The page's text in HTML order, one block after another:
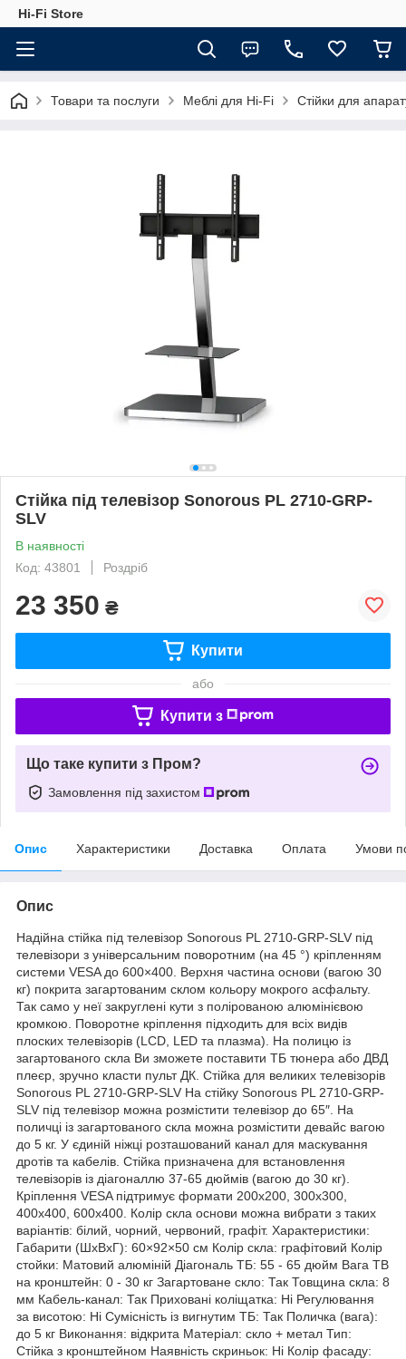
Hi-Fi Store
Товари та послуги Меблі для Hi-Fi Стійки для
Стійка під телевізор Sonorous PL 2710-GRP-
SLV
В наявності
Код: 43801
Роздріб
23 350 ₴
Купити
або
Купити з
Що таке купити з Пром?
Замовлення під захистом
Опис Характеристики Доставка Оплата Умови
Опис
Надійна стійка під телевізор Sonorous PL 2710-GRP-SLV під
телевізори з універсальним поворотним (на 45 °) кріпленням
системи VESA до 600×400. Верхня частина основи (вагою 30
кг) покрита загартованим склом кольору мокрого асфальту.
Так само у неї закруглені кути з полірованою алюмінієвою
кромкою. Поворотне кріплення підходить для всіх видів
плоских телевізорів (LCD, LED та плазма). На полицю із
загартованого скла Ви зможете поставити ТБ тюнера або ДВД
плеєр, зручно класти пульт ДК. Стійка для великих телевізорів
Sonorous PL 2710-GRP-SLV На стійку Sonorous PL 2710-GRP-
SLV під телевізор можна розмістити телевізор до 65″. На
поличці із загартованого скла можна розмістити девайс вагою
до 5 кг. У єдиній ніжці розташований канал для маскування
дротів та кабелів. Стійка призначена для встановлення
телевізорів із діагоналлю 37-65 дюймів (вагою до 30 кг).
Кріплення VESA підтримує формати 200х200, 300х300,
400х400, 600х400. Колір скла основи можна вибрати з таких
варіантів: білий, чорний, червоний, графіт. Характеристики:
Габарити (ШxВxГ): 60×92×50 см Колір скла: графітовий Колір
стойки: Матовий алюміній Діагональ ТБ: 55 - 65 дюйм Вага ТВ
на кронштейн: 0 - 30 кг Загартоване скло: Так Товщина скла: 8
мм Кабель-канал: Так Приховані коліщатка: Ні Регулювання
за висотою: Ні Сумісність із вигнутим ТБ: Так Поличка (вага):
до 5 кг Виконання: відкрита Матеріал: скло + метал Тип:
Стійка з кронштейном Наявність скриньок: Ні Колір фасаду: